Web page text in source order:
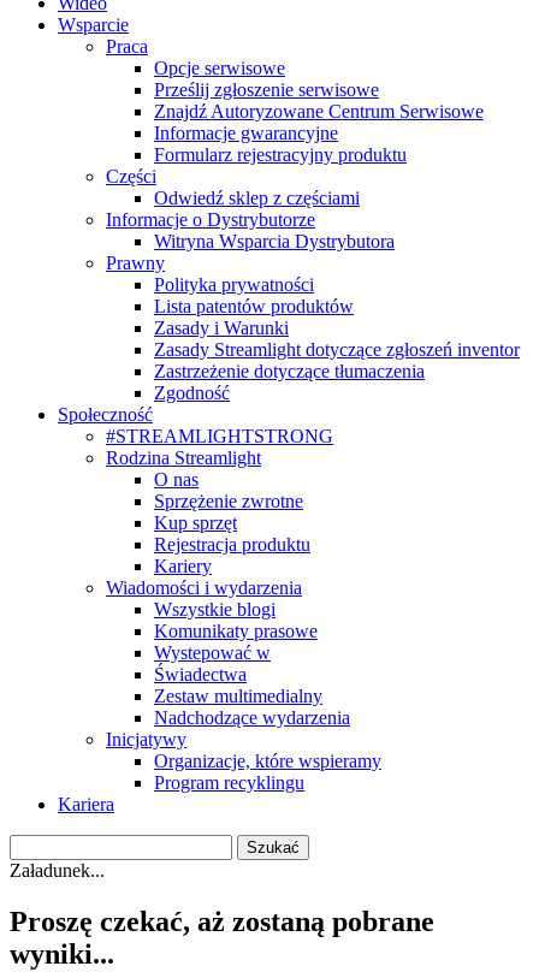
Wsparcie
Praca
Opcje serwisowe
Prześlij zgłoszenie serwisowe
Znajdź Autoryzowane Centrum Serwisowe
Informacje gwarancyjne
Formularz rejestracyjny produktu
Części
Odwiedź sklep z częściami
Informacje o Dystrybutorze
Witryna Wsparcia Dystrybutora
Prawny
Polityka prywatności
Lista patentów produktów
Zasady i Warunki
Zasady Streamlight dotyczące zgłoszeń inventor
Zastrzeżenie dotyczące tłumaczenia
Zgodność
Społeczność
#STREAMLIGHTSTRONG
Rodzina Streamlight
O nas
Sprzężenie zwrotne
Kup sprzęt
Rejestracja produktu
Kariery
Wiadomości i wydarzenia
Wszystkie blogi
Komunikaty prasowe
Wystepować w
Świadectwa
Zestaw multimedialny
Nadchodzące wydarzenia
Inicjatywy
Organizacje, które wspieramy
Program recyklingu
Kariera
Załadunek...
Proszę czekać, aż zostaną pobrane
wyniki...